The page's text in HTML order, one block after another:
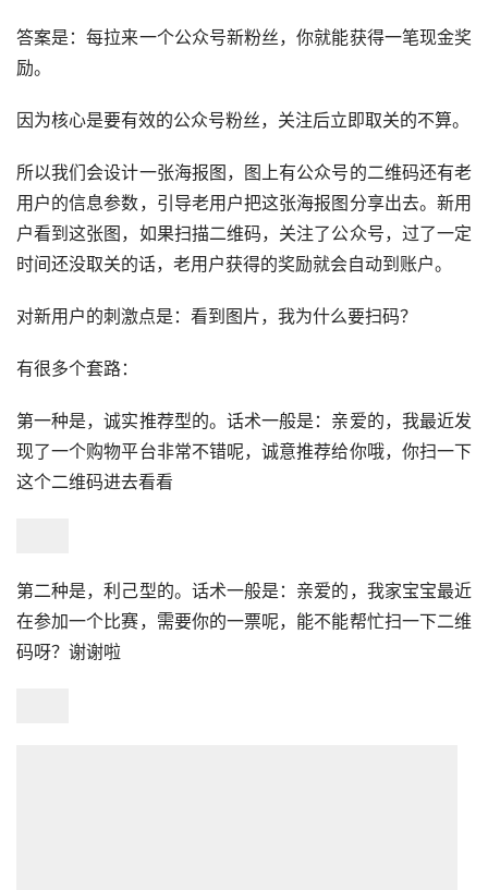
答案是：每拉来一个公众号新粉丝，你就能获得一笔现金奖
励。
因为核心是要有效的公众号粉丝，关注后立即取关的不算。
所以我们会设计一张海报图，图上有公众号的二维码还有老
用户的信息参数，引导老用户把这张海报图分享出去。新用
户看到这张图，如果扫描二维码，关注了公众号，过了一定
时间还没取关的话，老用户获得的奖励就会自动到账户。
对新用户的刺激点是：看到图片，我为什么要扫码？
有很多个套路：
第一种是，诚实推荐型的。话术一般是：亲爱的，我最近发
现了一个购物平台非常不错呢，诚意推荐给你哦，你扫一下
这个二维码进去看看
第二种是，利己型的。话术一般是：亲爱的，我家宝宝最近
在参加一个比赛，需要你的一票呢，能不能帮忙扫一下二维
码呀？谢谢啦